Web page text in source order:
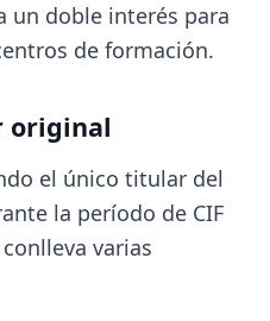
un doble interés para
de formación.
original
el único titular del
la período de CIF
varias